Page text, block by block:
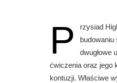
P
rzysiad
budowaniu
dwugłowe
ćwiczenia oraz jego
kontuzji. Właściwe